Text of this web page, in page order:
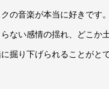
の音楽が本当に好きです。
ない感情の揺れ、どこか
掘り下げられることがと